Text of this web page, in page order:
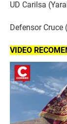
UD Carilsa
Defensor Cruce
VIDEO